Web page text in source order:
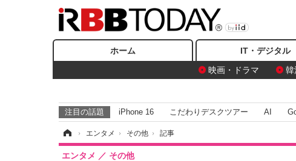
ホーム IT・デジタル
映画・ドラマ
韓
注目の話題 iPhone 16 こだわりデスクツアー AI
› エンタメ › その他 › 記事
エンタメ その他